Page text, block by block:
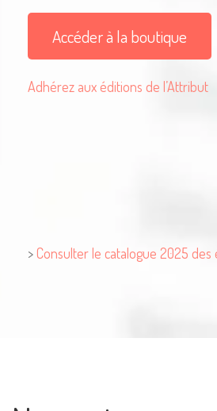
Accéder à la boutique
Adhérez aux éditions de l’Attribut
>Consulter le catalogue 2025 des
Pour consulter nos